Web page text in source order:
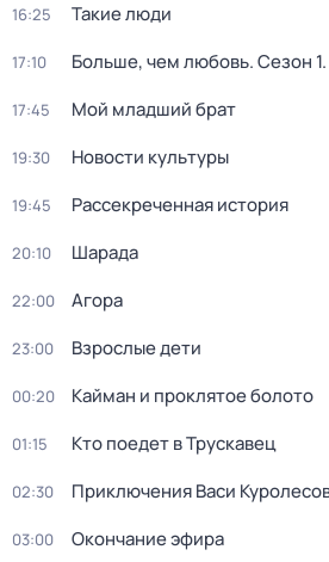
16:25 Такие люди
17:10 Больше, чем любовь. Сезон 1
17:45 Мой младший брат
19:30 Новости культуры
19:45 Рассекреченная история
20:10 Шарада
22:00 Агора
23:00 Взрослые дети
00:20 Кайман и проклятое болото
01:15 Кто поедет в Трускавец
02:30 Приключения Васи
03:00 Окончание эфира